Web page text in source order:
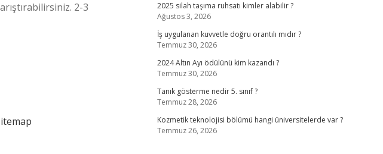
2-3
2025 silah taşıma ruhsatı kimler alabilir ?
Ağustos 3, 2026
İş uygulanan kuvvetle doğru orantılı mıdır ?
Temmuz 30, 2026
2024 Altın Ayı ödülünü kim kazandı ?
Temmuz 30, 2026
Tanık gösterme nedir 5. sınıf ?
Temmuz 28, 2026
Kozmetik teknolojisi bölümü hangi üniversitelerde var ?
Temmuz 26, 2026